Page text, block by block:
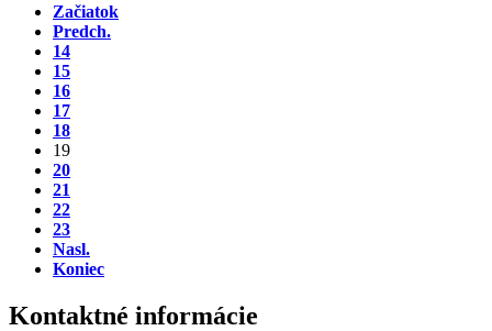
Začiatok
Predch.
14
15
16
17
18
19
20
21
22
23
Nasl.
Koniec
Kontaktné informácie